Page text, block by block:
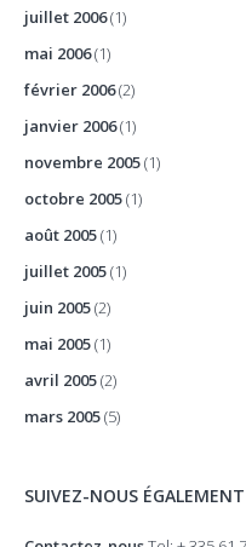
juillet 2006(1)
mai 2006(1)
février 2006(2)
janvier 2006(1)
novembre 2005(1)
octobre 2005(1)
août 2005(1)
juillet 2005(1)
juin 2005(2)
mai 2005(1)
avril 2005(2)
mars 2005(5)
SUIVEZ-NOUS ÉGALEMENT